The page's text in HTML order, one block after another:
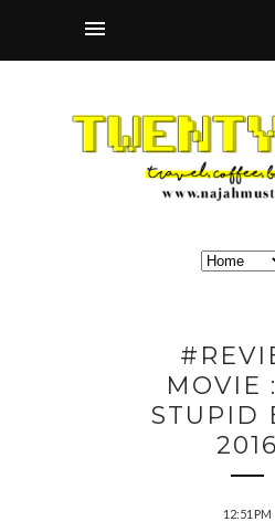
MOVIE
STUPID
2016
12:51 PM